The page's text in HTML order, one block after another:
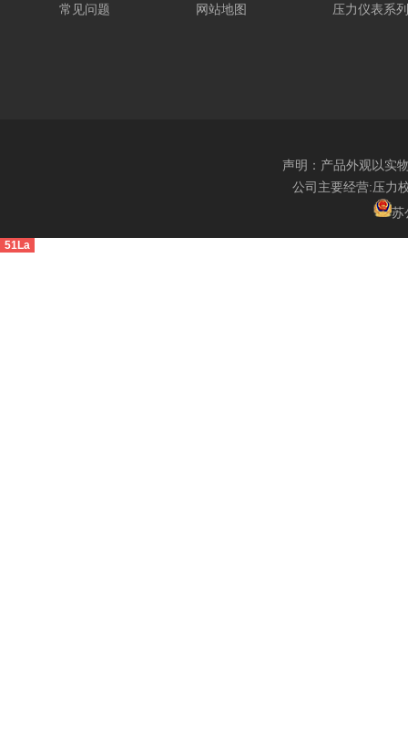
常见问题
网站地图
压力仪表系列
声明：产品外观以实
公司主要经营:压力
苏
51La